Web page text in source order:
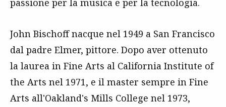
passione per la musica e per la tecnologia.
John Bischoff nacque nel 1949 a San Francisco
dal padre Elmer, pittore. Dopo aver ottenuto
la laurea in Fine Arts al California Institute of
the Arts nel 1971, e il master sempre in Fine
Arts all'Oakland's Mills College nel 1973,